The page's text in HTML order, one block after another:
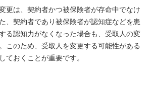
更は、契約者かつ被保険者が存命中でなけ
、契約者であり被保険者が認知症などを患
る認知力がなくなった場合も、受取人の変
このため、受取人を変更する可能性がある
ておくことが重要です。